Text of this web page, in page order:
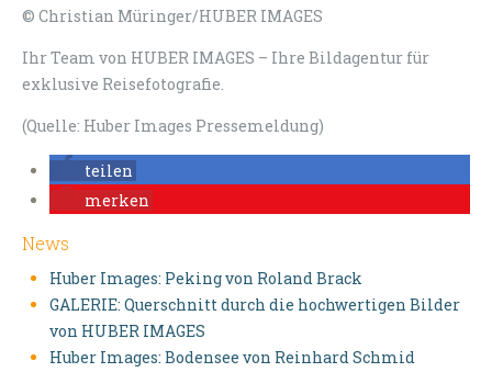
© Christian Müringer/HUBER IMAGES
Ihr Team von HUBER IMAGES – Ihre Bildagentur für
exklusive Reisefotografie.
(Quelle: Huber Images Pressemeldung)
teilen
merken
News
Huber Images: Peking von Roland Brack
GALERIE: Querschnitt durch die hochwertigen Bilder
von HUBER IMAGES
Huber Images: Bodensee von Reinhard Schmid